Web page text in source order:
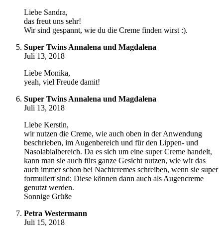
Liebe Sandra,
das freut uns sehr!
Wir sind gespannt, wie du die Creme finden wirst :).
Super Twins Annalena und Magdalena
Juli 13, 2018
Liebe Monika,
yeah, viel Freude damit!
Super Twins Annalena und Magdalena
Juli 13, 2018
Liebe Kerstin,
wir nutzen die Creme, wie auch oben in der Anwendung
beschrieben, im Augenbereich und für den Lippen- und
Nasolabialbereich. Da es sich um eine super Creme handelt,
kann man sie auch fürs ganze Gesicht nutzen, wie wir das
auch immer schon bei Nachtcremes schreiben, wenn sie super
formuliert sind: Diese können dann auch als Augencreme
genutzt werden.
Sonnige Grüße
Petra Westermann
Juli 15, 2018